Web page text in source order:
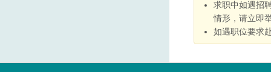
求职中如遇招
情形，请立即
如遇职位要求